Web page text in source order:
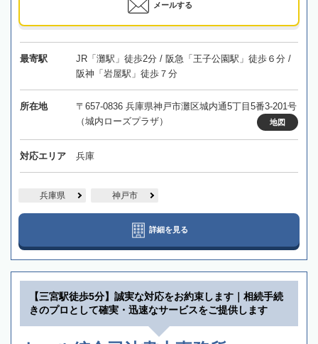
メールする
最寄駅
JR「灘駅」徒歩2分 / 阪急「王子公園駅」徒歩６分 /
阪神「岩屋駅」徒歩７分
所在地
〒657-0836 兵庫県神戸市灘区城内通5丁目5番3-201号
（城内ローズプラザ）
地図
対応エリア 兵庫
兵庫県 神戸市
詳細を見る
【三宮駅徒歩5分】誠実な対応をお約束します｜相続手続
きのプロとして確実・迅速なサービスをご提供します